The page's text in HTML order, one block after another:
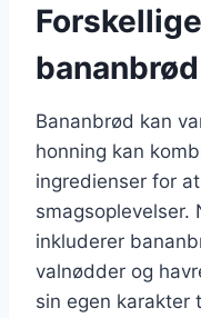
Bananbrød kan
honning kan
ingredienser for
inkluderer
valnødder og
sin egen